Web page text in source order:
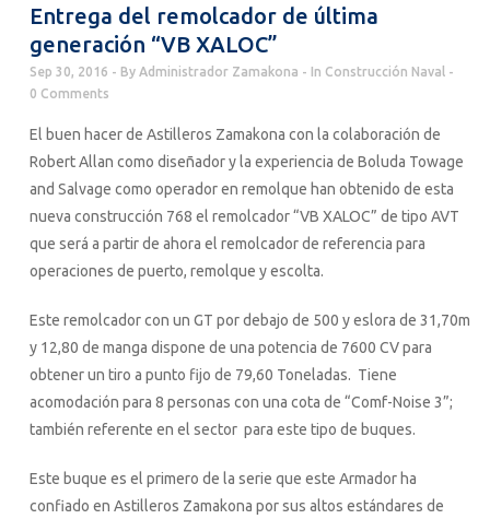
Entrega del remolcador de última
generación “VB XALOC”
Sep 30, 2016 By Administrador Zamakona In Construcción Naval
0 Comments
El buen hacer de Astilleros Zamakona con la colaboración de
Robert Allan como diseñador y la experiencia de Boluda Towage
and Salvage como operador en remolque han obtenido de esta
nueva construcción 768 el remolcador “VB XALOC” de tipo AVT
que será a partir de ahora el remolcador de referencia para
operaciones de puerto, remolque y escolta.
Este remolcador con un GT por debajo de 500 y eslora de 31,70m
y 12,80 de manga dispone de una potencia de 7600 CV para
obtener un tiro a punto fijo de 79,60 Toneladas. Tiene
acomodación para 8 personas con una cota de “Comf-Noise 3”;
también referente en el sector para este tipo de buques.
Este buque es el primero de la serie que este Armador ha
confiado en Astilleros Zamakona por sus altos estándares de